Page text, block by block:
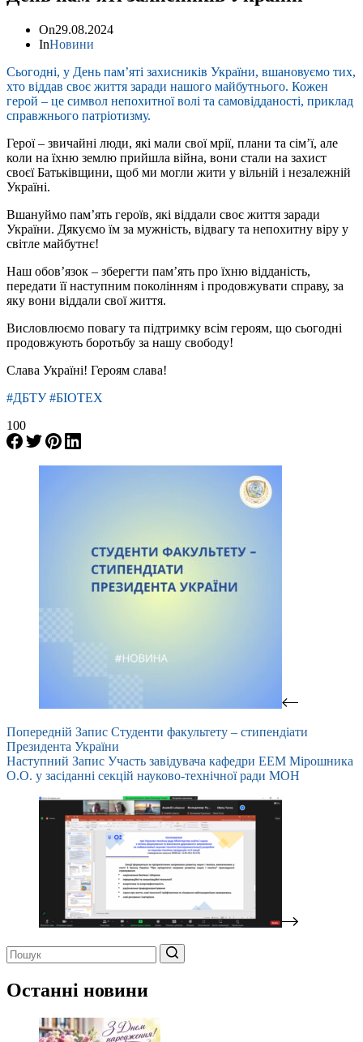
On29.08.2024
InНовини
Сьогодні, у День памʼяті захисників України, вшановуємо тих,
хто віддав своє життя заради нашого майбутнього. Кожен
герой – це символ непохитної волі та самовідданості, приклад
справжнього патріотизму.
Герої – звичайні люди, які мали свої мрії, плани та сімʼї, але
коли на їхню землю прийшла війна, вони стали на захист
своєї Батьківщини, щоб ми могли жити у вільній і незалежній
Україні.
Вшануймо памʼять героїв, які віддали своє життя заради
України. Дякуємо їм за мужність, відвагу та непохитну віру у
світле майбутнє!
Наш обовʼязок – зберегти памʼять про їхню відданість,
передати її наступним поколінням і продовжувати справу, за
яку вони віддали свої життя.
Висловлюємо повагу та підтримку всім героям, що сьогодні
продовжують боротьбу за нашу свободу!
Слава Україні! Героям слава!
#ДБТУ #БІОТЕХ
100
Попередній Запис Студенти факультету – стипендіати
Президента України
Наступний Запис Участь завідувача кафедри ЕЕМ Мірошника
О.О. у засіданні секцій науково-технічної ради МОН
результатів
Останні новини